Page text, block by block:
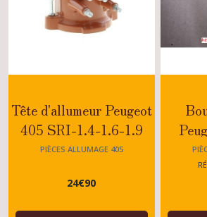
Tête d'allumeur Peugeot
405 SRI-1.4-1.6-1.9
PIÈCES ALLUMAGE 405
24€90